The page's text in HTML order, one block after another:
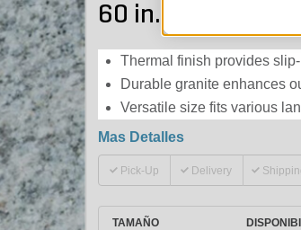
60 in.
Thermal finish provides
Durable granite enhances
Versatile size fits various
Mas Detalles
Pick-Up Delivery
TAMAÑO